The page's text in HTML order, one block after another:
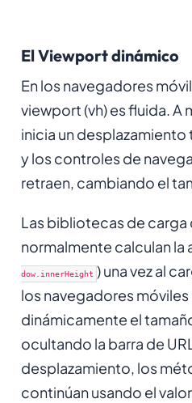
El Viewport dinámico
En los navegadores
viewport (vh) es fluida. A
inicia un desplazamiento
y los controles de
retraen, cambiando el
Las bibliotecas de
normalmente calculan la
dow.innerHeight ) una vez al
los navegadores
dinámicamente el
ocultando la barra de
desplazamiento, los
continúan usando el